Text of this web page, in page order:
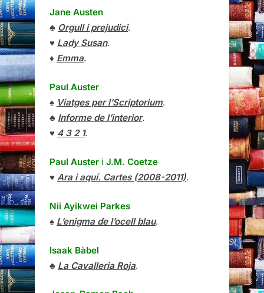
Jane Austen
♣ Orgull i prejudici.
♥ Lady Susan.
♦ Emma.
Paul Auster
♠ Viatges per l’Scriptorium.
♣ Informe de l’interior.
♥ 4 3 2 1.
Paul Auster i J.M. Coetze
♥ Ara i aquí. Cartes (2008-2011).
Nii Ayikwei Parkes
♠ L’enigma de l’ocell blau.
Isaak Bàbel
♣ La Cavalleria Roja.